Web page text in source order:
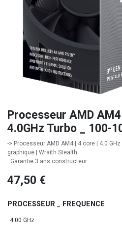
Processeur AMD
4.0GHz Turbo _ 100-
-> Processeur AMD AM4 | 4 core | 4.0
graphique | Wraith Stealth
. Garantie 3 ans constructeur.
47,50 €
PROCESSEUR _ FREQUENCE